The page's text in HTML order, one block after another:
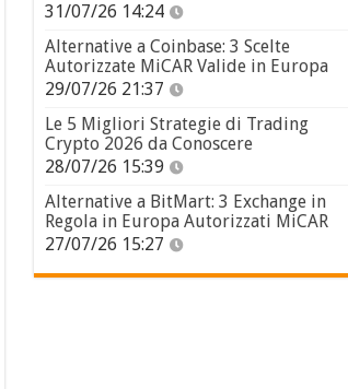
31/07/26 14:24
Alternative a Coinbase: 3 Scelte
Autorizzate MiCAR Valide in Europa
29/07/26 21:37
Le 5 Migliori Strategie di Trading
Crypto 2026 da Conoscere
28/07/26 15:39
Alternative a BitMart: 3 Exchange in
Regola in Europa Autorizzati MiCAR
27/07/26 15:27